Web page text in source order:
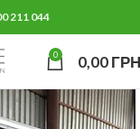
211 044
0 0,00